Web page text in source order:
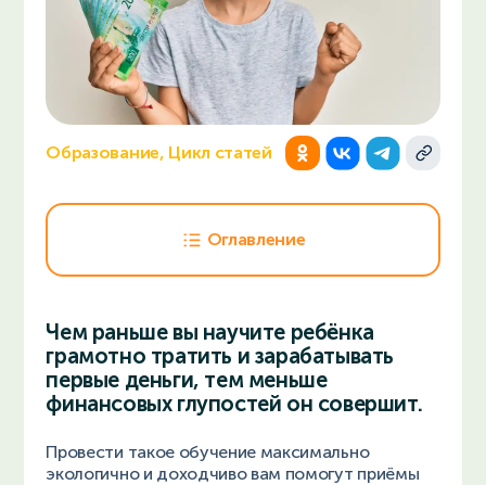
Образование, Цикл статей
Оглавление
Чем раньше вы научите ребёнка
грамотно тратить и зарабатывать
первые деньги, тем меньше
финансовых глупостей он совершит.
Провести такое обучение максимально
экологично и доходчиво вам помогут приёмы